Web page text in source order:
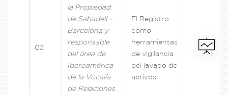
02
la Propiedad
de Sabadell –
Barcelona y
responsable
del área de
Iberoamérica
de la Vocalía
de Relaciones
El Registro
como
herramientas
de vigilancia
del lavado de
activos